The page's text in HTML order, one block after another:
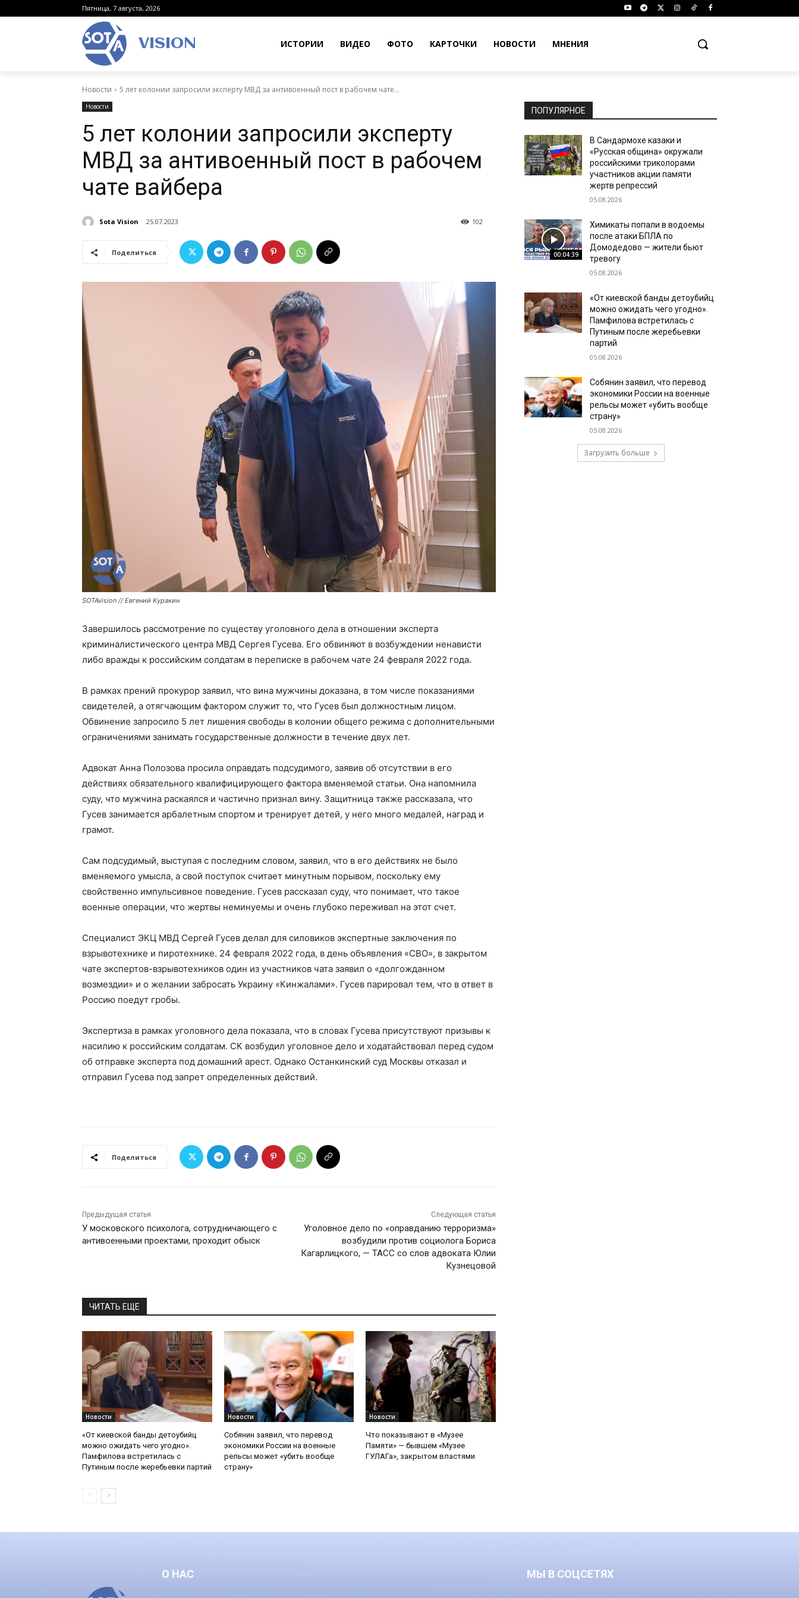
Пятница, 7 августа, 2026
VISION ИСТОРИИ ВИДЕО ФОТО КАРТОЧКИ НОВОСТИ МНЕНИЯ
Новости 5 лет колонии запросили эксперту МВД за антивоенный пост в рабочем чате...
Новости
5 лет колонии запросили эксперту
МВД за антивоенный пост в рабочем
чате вайбера
Sota Vision 25.07.2023 102
Поделиться
SOTAvision // Евгений Куракин
Завершилось рассмотрение по существу уголовного дела в отношении эксперта
криминалистического центра МВД Сергея Гусева. Его обвиняют в возбуждении ненависти
либо вражды к российским солдатам в переписке в рабочем чате 24 февраля 2022 года.
В рамках прений прокурор заявил, что вина мужчины доказана, в том числе показаниями
свидетелей, а отягчающим фактором служит то, что Гусев был должностным лицом.
Обвинение запросило 5 лет лишения свободы в колонии общего режима с дополнительными
ограничениями занимать государственные должности в течение двух лет.
Адвокат Анна Полозова просила оправдать подсудимого, заявив об отсутствии в его
действиях обязательного квалифицирующего фактора вменяемой статьи. Она напомнила
суду, что мужчина раскаялся и частично признал вину. Защитница также рассказала, что
Гусев занимается арбалетным спортом и тренирует детей, у него много медалей, наград и
грамот.
Сам подсудимый, выступая с последним словом, заявил, что в его действиях не было
вменяемого умысла, а свой поступок считает минутным порывом, поскольку ему
свойственно импульсивное поведение. Гусев рассказал суду, что понимает, что такое
военные операции, что жертвы неминуемы и очень глубоко переживал на этот счет.
Специалист ЭКЦ МВД Сергей Гусев делал для силовиков экспертные заключения по
взрывотехнике и пиротехнике. 24 февраля 2022 года, в день объявления «СВО», в закрытом
чате экспертов-взрывотехников один из участников чата заявил о «долгожданном
возмездии» и о желании забросать Украину «Кинжалами». Гусев парировал тем, что в ответ в
Россию поедут гробы.
Экспертиза в рамках уголовного дела показала, что в словах Гусева присутствуют призывы к
насилию к российским солдатам. СК возбудил уголовное дело и ходатайствовал перед судом
об отправке эксперта под домашний арест. Однако Останкинский суд Москвы отказал и
отправил Гусева под запрет определенных действий.
Поделиться
Предыдущая статья
У московского психолога, сотрудничающего с
антивоенными проектами, проходит обыск
Следующая статья
Уголовное дело по «оправданию терроризма»
возбудили против социолога Бориса
Кагарлицкого, — ТАСС со слов адвоката Юлии
Кузнецовой
ЧИТАТЬ ЕЩЕ
Новости
«От киевской банды детоубийц
можно ожидать чего угодно».
Памфилова встретилась с
Путиным после жеребьевки партий
Новости
Собянин заявил, что перевод
экономики России на военные
рельсы может «убить вообще
страну»
Новости
Что показывают в «Музее
Памяти» — бывшем «Музее
ГУЛАГа», закрытом властями
ПОПУЛЯРНОЕ
В Сандармохе казаки и
«Русская община» окружали
российскими триколорами
участников акции памяти
жертв репрессий
05.08.2026
00:04:39
Химикаты попали в водоемы
после атаки БПЛА по
Домодедово — жители бьют
тревогу
05.08.2026
«От киевской банды детоубийц
можно ожидать чего угодно».
Памфилова встретилась с
Путиным после жеребьевки
партий
05.08.2026
Собянин заявил, что перевод
экономики России на военные
рельсы может «убить вообще
страну»
05.08.2026
Загрузить больше
О НАС МЫ В СОЦСЕТЯХ